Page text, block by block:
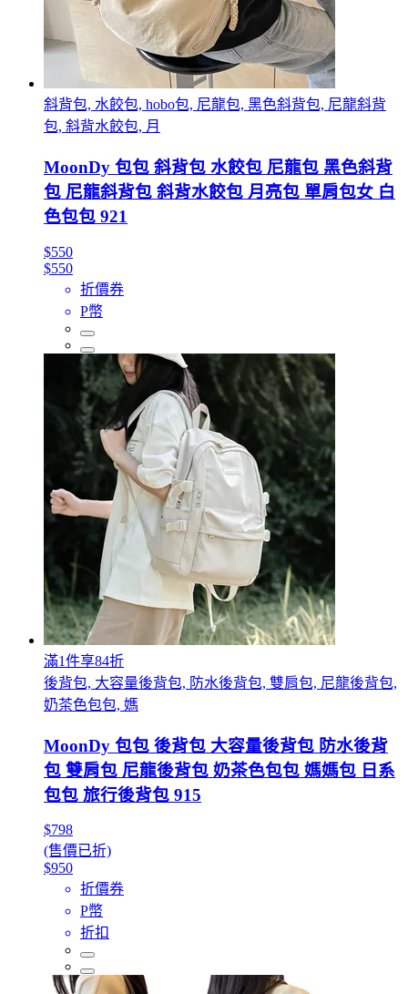
斜背包, 水餃包, hobo包, 尼龍包, 黑色斜背包, 尼龍斜背
包, 斜背水餃包, 月
MoonDy 包包 斜背包 水餃包 尼龍包 黑色斜背
包 尼龍斜背包 斜背水餃包 月亮包 單肩包女 白
色包包 921
$550
$550
折價券
P幣
滿1件享84折
後背包, 大容量後背包, 防水後背包, 雙肩包, 尼龍後背包,
奶茶色包包, 媽
MoonDy 包包 後背包 大容量後背包 防水後背
包 雙肩包 尼龍後背包 奶茶色包包 媽媽包 日系
包包 旅行後背包 915
$798
(售價已折)
$950
折價券
P幣
折扣